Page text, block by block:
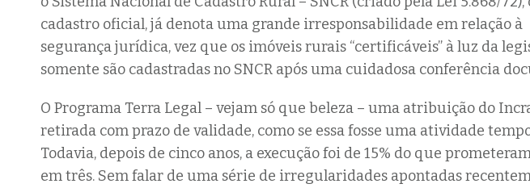
cadastro oficial, já denota uma grande irresponsabilidade em relação à
segurança jurídica, vez que os imóveis rurais “certificáveis” à luz da
somente são cadastradas no SNCR após uma cuidadosa conferência
O Programa Terra Legal – vejam só que beleza – uma atribuição do
retirada com prazo de validade, como se essa fosse uma atividade
Todavia, depois de cinco anos, a execução foi de 15% do que
em três. Sem falar de uma série de irregularidades apontadas